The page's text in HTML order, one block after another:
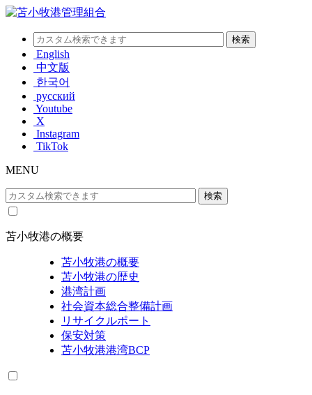
English
中文版
한국어
русский
Youtube
X
Instagram
TikTok
MENU
苫小牧港の概要
苫小牧港の概要
苫小牧港の歴史
港湾計画
社会資本総合整備計画
リサイクルポート
保安対策
苫小牧港港湾BCP